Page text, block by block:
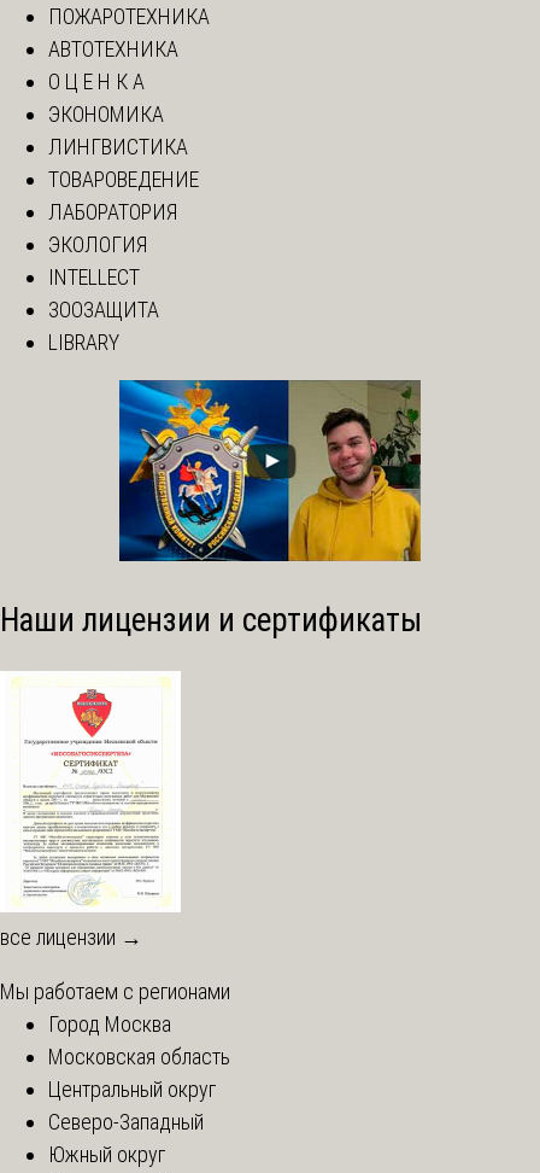
ПОЖАРОТЕХНИКА
АВТОТЕХНИКА
О Ц Е Н К А
ЭКОНОМИКА
ЛИНГВИСТИКА
ТОВАРОВЕДЕНИЕ
ЛАБОРАТОРИЯ
ЭКОЛОГИЯ
INTELLECT
ЗООЗАЩИТА
LIBRARY
Наши лицензии и сертификаты
все лицензии →
Мы работаем с регионами
Город Москва
Московская область
Центральный округ
Северо-Западный
Южный округ